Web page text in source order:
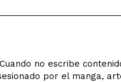
no escribe
por el manga,